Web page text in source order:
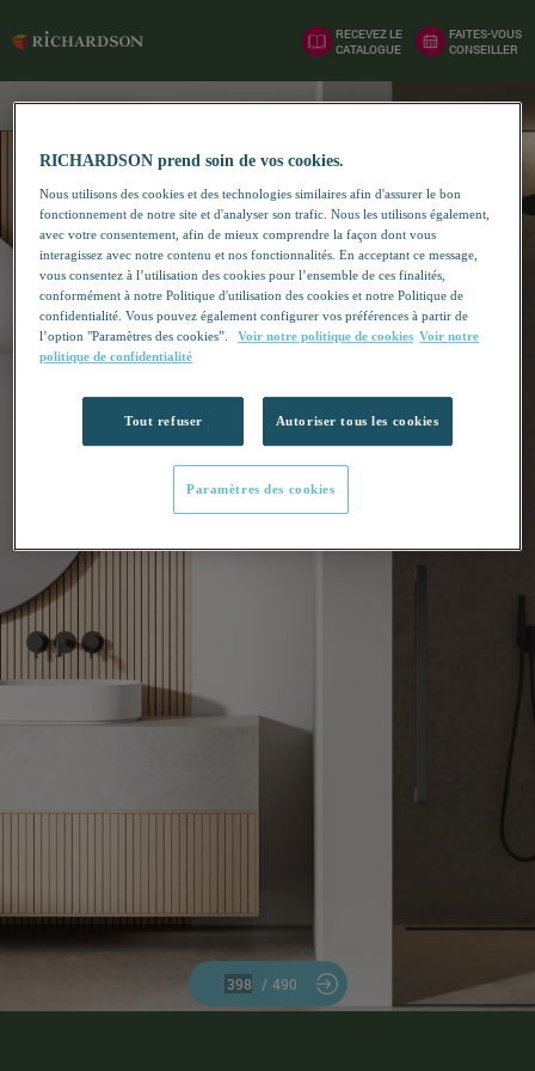
RECEVEZ LE
CATALOGUE
FAITES-VOUS
CONSEILLER
/ 490
RICHARDSON prend soin de vos cookies.
Nous utilisons des cookies et des technologies similaires afin d'assurer le bon
fonctionnement de notre site et d'analyser son trafic. Nous les utilisons également,
avec votre consentement, afin de mieux comprendre la façon dont vous
interagissez avec notre contenu et nos fonctionnalités. En acceptant ce message,
vous consentez à l’utilisation des cookies pour l’ensemble de ces finalités,
conformément à notre Politique d'utilisation des cookies et notre Politique de
confidentialité. Vous pouvez également configurer vos préférences à partir de
l’option "Paramètres des cookies”.
Voir notre politique de cookies Voir notre
politique de confidentialité
Tout refuser Autoriser tous les cookies
Paramètres des cookies